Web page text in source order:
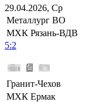
29.04.2026, Ср
Металлург ВО
МХК Рязань-ВДВ
5:2
Гранит-Чехов
МХК Ермак